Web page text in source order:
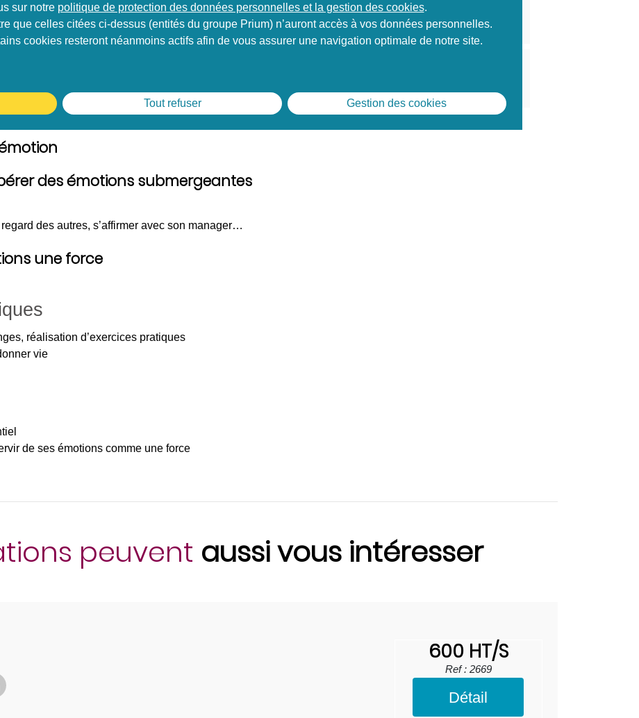
à cœur
5) La relation à l’autre
ses émotions et ses ressentis
des émotions submergeantes
des autres, s’affirmer avec son manager…
une force
réalisation d’exercices pratiques
vie
de ses émotions comme une force
Envoyer à un ami
peuvent aussi vous intéresser
600 HT/S
Ref : 2669
Détail
sur notre politique de protection des données personnelles et la gestion des cookies.
que celles citées ci-dessus (entités du groupe Prium) n’auront accès à vos données personnelles.
cookies resteront néanmoins actifs afin de vous assurer une navigation optimale de notre site.
Tout refuser Gestion des cookies